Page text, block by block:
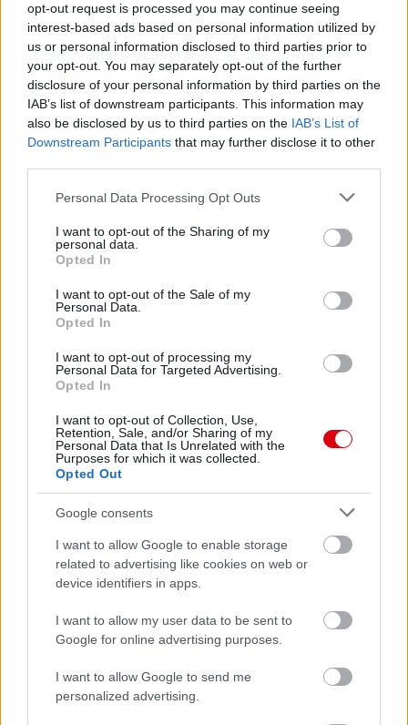
opt-out request is processed you may continue seeing
interest-based ads based on personal information utilized by
us or personal information disclosed to third parties prior to
your opt-out. You may separately opt-out of the further
disclosure of your personal information by third parties on the
IAB’s list of downstream participants. This information may
also be disclosed by us to third parties on the IAB’s List of
Downstream Participants that may further disclose it to other
Please note that this website/app uses one or more Google
not limited to your visit or usage behaviour. You may click to
grant or deny consent to Google and its third-party tags to
use your data for below specified purposes in below Google
consent section.
Personal Data Processing Opt Outs
I want to opt-out of the Sharing of my
personal data.
Opted In
I want to opt-out of the Sale of my
Personal Data.
Opted In
I want to opt-out of processing my
Personal Data for Targeted Advertising.
Opted In
I want to opt-out of Collection, Use,
Retention, Sale, and/or Sharing of my
Personal Data that Is Unrelated with the
Purposes for which it was collected.
Opted Out
Google consents
I want to allow Google to enable storage
related to advertising like cookies on web or
device identifiers in apps.
I want to allow my user data to be sent to
Google for online advertising purposes.
I want to allow Google to send me
personalized advertising.
Meccs Center
Felkészülési szezon 4. mérkőzés
Nya Ullevi, Göteborg
0 nap 5 óra 53 perc 31 másodperc
Leeds Unitedvs Manchester United2026-08-12 20:30
ELŐZŐ MÉRKŐZÉSEK
Támogatás
Támogasd adományoddal